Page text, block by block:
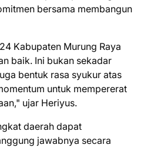
bersama membangun
Kabupaten Murung Raya
baik. Ini bukan sekadar
bentuk rasa syukur atas
untuk mempererat
ujar Heriyus.
daerah dapat
jawabnya secara